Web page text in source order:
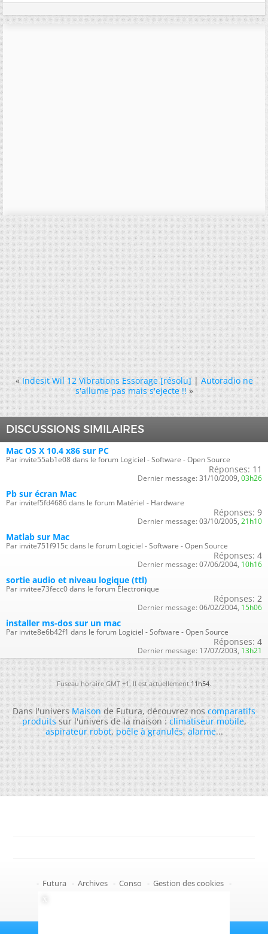
« Indesit Wil 12 Vibrations Essorage [résolu]|Autoradio ne
s'allume pas mais s'ejecte !! »
DISCUSSIONS SIMILAIRES
Mac OS X 10.4 x86 sur PC
Par invite55ab1e08 dans le forum Logiciel - Software - Open Source
Réponses: 11
Dernier message: 31/10/2009, 03h26
Pb sur écran Mac
Par invitef5fd4686 dans le forum Matériel - Hardware
Réponses: 9
Dernier message: 03/10/2005, 21h10
Matlab sur Mac
Par invite751f915c dans le forum Logiciel - Software - Open Source
Réponses: 4
Dernier message: 07/06/2004, 10h16
sortie audio et niveau logique (ttl)
Par invitee73fecc0 dans le forum Électronique
Réponses: 2
Dernier message: 06/02/2004, 15h06
installer ms-dos sur un mac
Par invite8e6b42f1 dans le forum Logiciel - Software - Open Source
Réponses: 4
Dernier message: 17/07/2003, 13h21
Fuseau horaire GMT +1. Il est actuellement11h54.
Dans l'universMaisonde Futura, découvrez noscomparatifs
produitssur l'univers de la maison :climatiseur mobile,
aspirateur robot,poêle à granulés,alarme...
- Futura - Archives - Conso - Gestion des cookies -